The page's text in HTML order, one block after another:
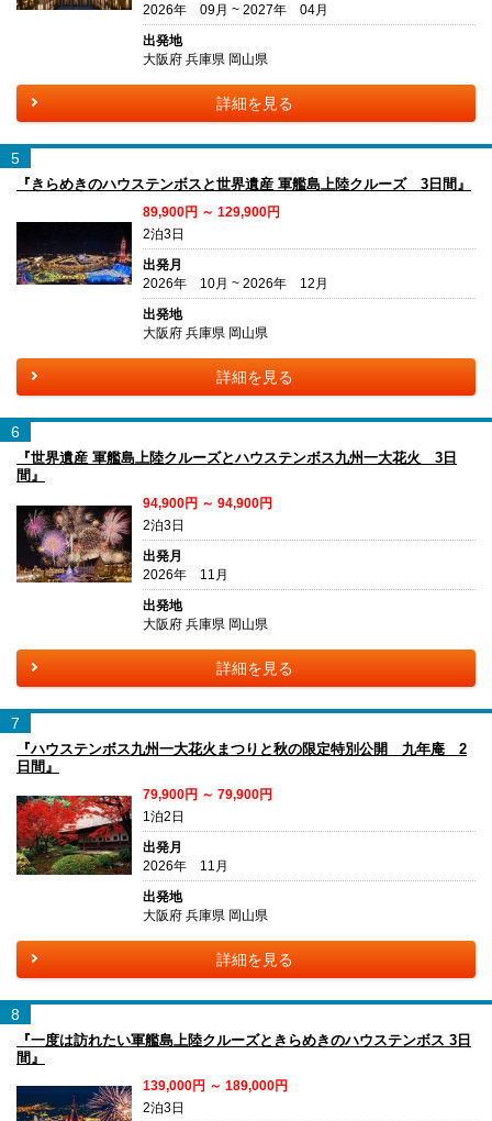
2026年 09月 ~ 2027年 04月
出発地
大阪府 兵庫県 岡山県
詳細を見る
5
『きらめきのハウステンボスと世界遺産 軍艦島上陸クルーズ 3日間』
89,900円 ～ 129,900円
2泊3日
出発月
2026年 10月 ~ 2026年 12月
出発地
大阪府 兵庫県 岡山県
詳細を見る
6
『世界遺産 軍艦島上陸クルーズとハウステンボス九州一大花火 3日
間』
94,900円 ～ 94,900円
2泊3日
出発月
2026年 11月
出発地
大阪府 兵庫県 岡山県
詳細を見る
7
『ハウステンボス九州一大花火まつりと秋の限定特別公開 九年庵 2
日間』
79,900円 ～ 79,900円
1泊2日
出発月
2026年 11月
出発地
大阪府 兵庫県 岡山県
詳細を見る
8
『一度は訪れたい軍艦島上陸クルーズときらめきのハウステンボス 3日
間』
139,000円 ～ 189,000円
2泊3日